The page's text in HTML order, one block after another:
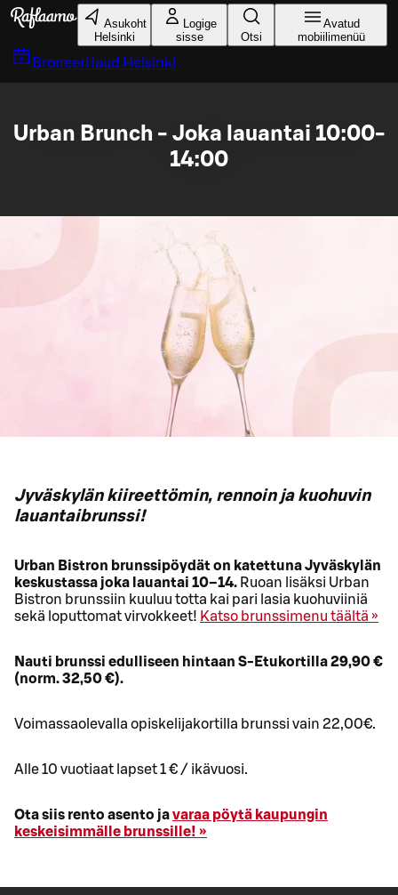
Liigu peamise sisu juurde
Asukoht
Helsinki
Logige
sisse
Otsi
Avatud
mobiilimenüü
Broneeri laud Helsinki
Urban Brunch - Joka lauantai 10:00-
14:00
Jyväskylän kiireettömin, rennoin ja kuohuvin
lauantaibrunssi!
Urban Bistron brunssipöydät on katettuna Jyväskylän
keskustassa joka lauantai 10–14. Ruoan lisäksi Urban
Bistron brunssiin kuuluu totta kai pari lasia kuohuviiniä
sekä loputtomat virvokkeet! Katso brunssimenu täältä »
Nauti brunssi edulliseen hintaan S-Etukortilla 29,90 €
(norm. 32,50 €).
Voimassaolevalla opiskelijakortilla brunssi vain 22,00€.
Alle 10 vuotiaat lapset 1 € / ikävuosi.
Ota siis rento asento javaraa pöytä kaupungin
keskeisimmälle brunssille! »